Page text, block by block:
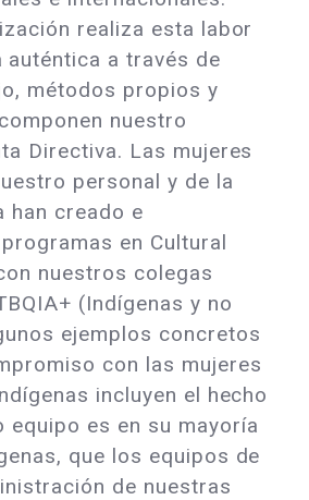
realiza esta labor
auténtica a través de
métodos propios y
nuestro
Directiva. Las mujeres
personal y de la
han creado e
en Cultural
nuestros colegas
(Indígenas y no
ejemplos concretos
con las mujeres
incluyen el hecho
equipo es en su mayoría
que los equipos de
de nuestras